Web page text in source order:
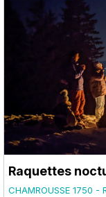
Raquettes
CHAMROUSSE 1750 -